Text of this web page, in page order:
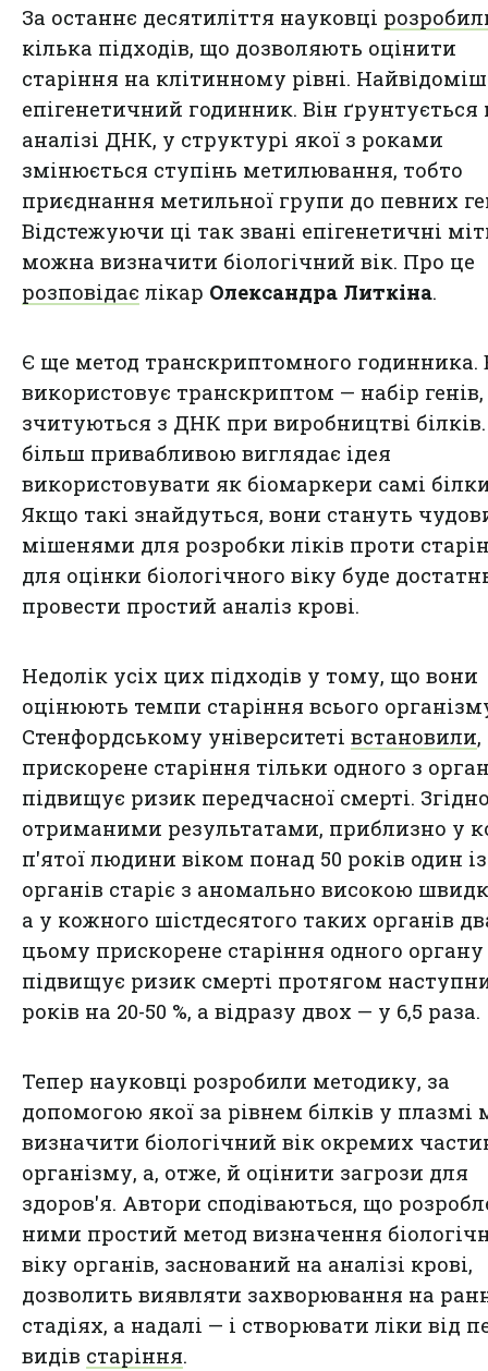
За останнє десятиліття науковці
кілька підходів, що дозволяють оцінити
старіння на клітинному рівні.
епігенетичний годинник. Він ґрунтується
аналізі ДНК, у структурі якої з роками
змінюється ступінь метилювання, тобто
приєднання метильної групи до певних
Відстежуючи ці так звані епігенетичні
можна визначити біологічний вік. Про це
розповідає лікар Олександра Литкіна.
Є ще метод транскриптомного годинника.
використовує транскриптом — набір генів,
зчитуються з ДНК при виробництві
більш привабливою виглядає ідея
використовувати як біомаркери самі
Якщо такі знайдуться, вони стануть
мішенями для розробки ліків проти
для оцінки біологічного віку буде
провести простий аналіз крові.
Недолік усіх цих підходів у тому, що вони
оцінюють темпи старіння всього
Стенфордському університеті встановили
прискорене старіння тільки одного з
підвищує ризик передчасної смерті.
отриманими результатами, приблизно у
п'ятої людини віком понад 50 років один із
органів старіє з аномально високою
а у кожного шістдесятого таких органів
цьому прискорене старіння одного органу
підвищує ризик смерті протягом
років на 20-50 %, а відразу двох — у 6,5 раза.
Тепер науковці розробили методику, за
допомогою якої за рівнем білків у
визначити біологічний вік окремих
організму, а, отже, й оцінити загрози для
здоров'я. Автори сподіваються, що
ними простий метод визначення
віку органів, заснований на аналізі крові,
дозволить виявляти захворювання на
стадіях, а надалі — і створювати ліки від
видів старіння.